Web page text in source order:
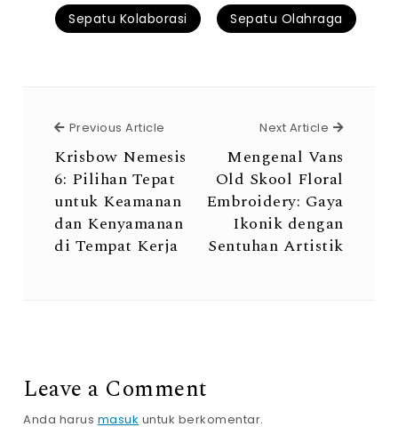
Sepatu Kolaborasi Sepatu Olahraga
Previous Article Previous Article
Krisbow Nemesis
6: Pilihan Tepat
untuk Keamanan
dan Kenyamanan
di Tempat Kerja
Next Article Next
Mengenal Vans
Old Skool Floral
Embroidery: Gaya
Ikonik dengan
Sentuhan Artistik
Leave a Comment
Anda harus masuk untuk berkomentar.